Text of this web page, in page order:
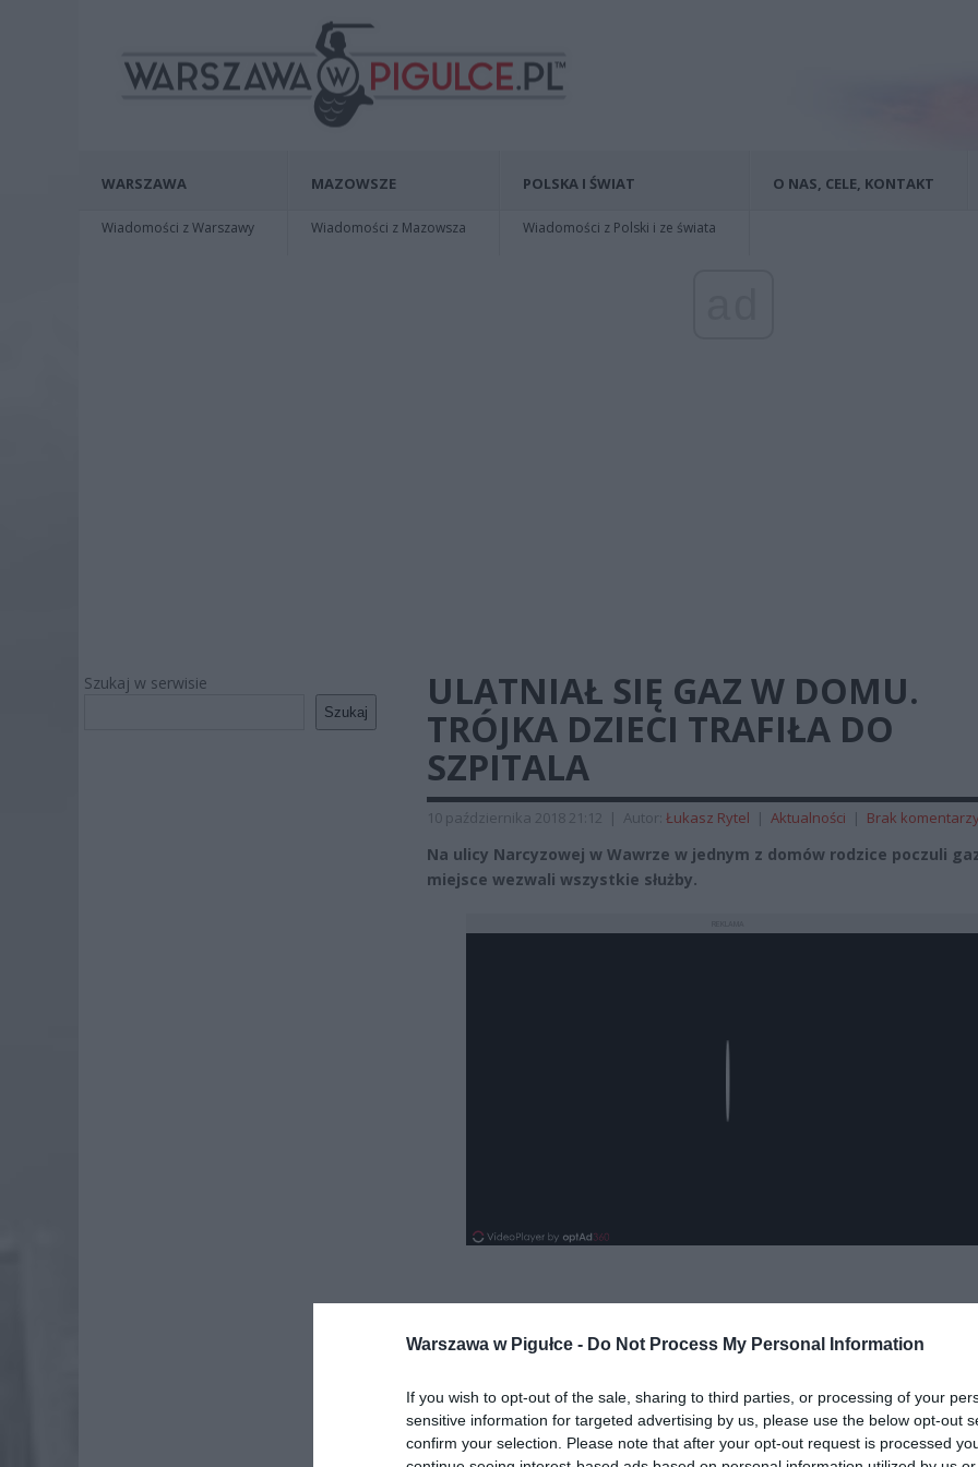
Warszawa w Pigułce - Do Not Process My Personal Information
If you wish to opt-out of the sale, sharing to third parties, or processing of your
sensitive information for targeted advertising by us, please use the below opt-out
confirm your selection. Please note that after your opt-out request is processed
WARSZAWA
Wiadomości z Warszawy
MAZOWSZE
Wiadomości z Mazowsza
POLSKA I ŚWIAT
Wiadomości z Polski i ze świata
O NAS, CELE, KONTAKT
Szukaj w serwisie
Szukaj
ULATNIAŁ SIĘ GAZ W DOMU.
TRÓJKA DZIECI TRAFIŁA DO
SZPITALA
10 października 2018 21:12 | Autor: Łukasz Rytel | Aktualności | Brak komentarzy
Na ulicy Narcyzowej w Wawrze w jednym z domów rodzice poczuli
miejsce wezwali wszystkie służby.
Dodaj nas do preferowanych źródeł w Google